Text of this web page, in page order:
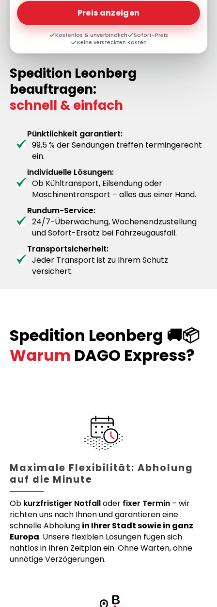
Preis anzeigen
Kostenlos & unverbindlich
Sofort-Preis
Keine versteckten Kosten
Spedition Leonberg
beauftragen:
schnell & einfach
Pünktlichkeit garantiert:
99,5 % der Sendungen treffen termingerecht
ein.
Individuelle Lösungen:
Ob Kühltransport, Eilsendung oder
Maschinentransport – alles aus einer Hand.
Rundum-Service:
24/7-Überwachung, Wochenendzustellung
und Sofort-Ersatz bei Fahrzeugausfall.
Transportsicherheit:
Jeder Transport ist zu Ihrem Schutz
versichert.
Spedition Leonberg 🚚📦
Warum DAGO Express?
Maximale Flexibilität: Abholung
auf die Minute
Ob kurzfristiger Notfalloder fixer Termin – wir
richten uns nach Ihnen und garantieren eine
schnelle Abholung in Ihrer Stadt sowie in ganz
Europa. Unsere flexiblen Lösungen fügen sich
nahtlos in Ihren Zeitplan ein. Ohne Warten, ohne
unnötige Verzögerungen.